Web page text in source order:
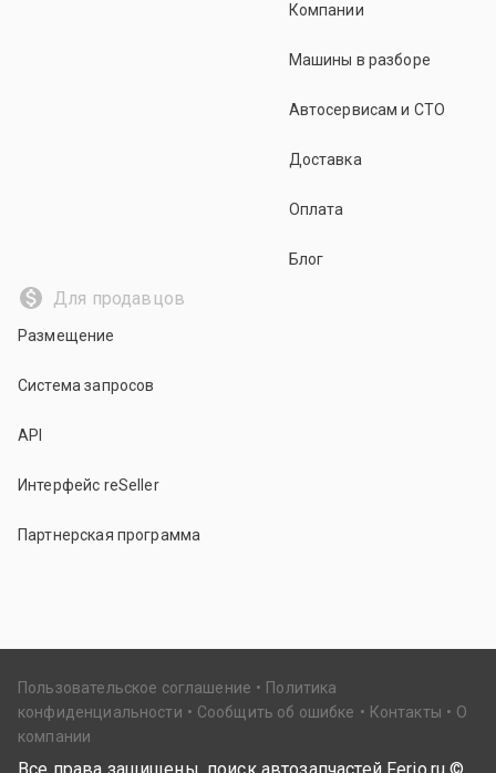
Компании
Машины в разборе
Автосервисам и СТО
Доставка
Оплата
Блог
Для продавцов
Размещение
Система запросов
API
Интерфейс reSeller
Партнерская программа
Пользовательское соглашение
Политика
конфиденциальности
Сообщить об ошибке Контакты
О
компании